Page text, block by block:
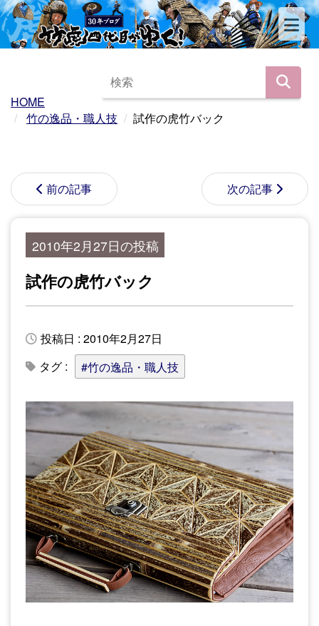
HOME
竹の逸品・職人技
試作の虎竹バック
前の記事 次の記事
2010年2月27日の投稿
試作の虎竹バック
投稿日 : 2010年2月27日
タグ :
#竹の逸品・職人技